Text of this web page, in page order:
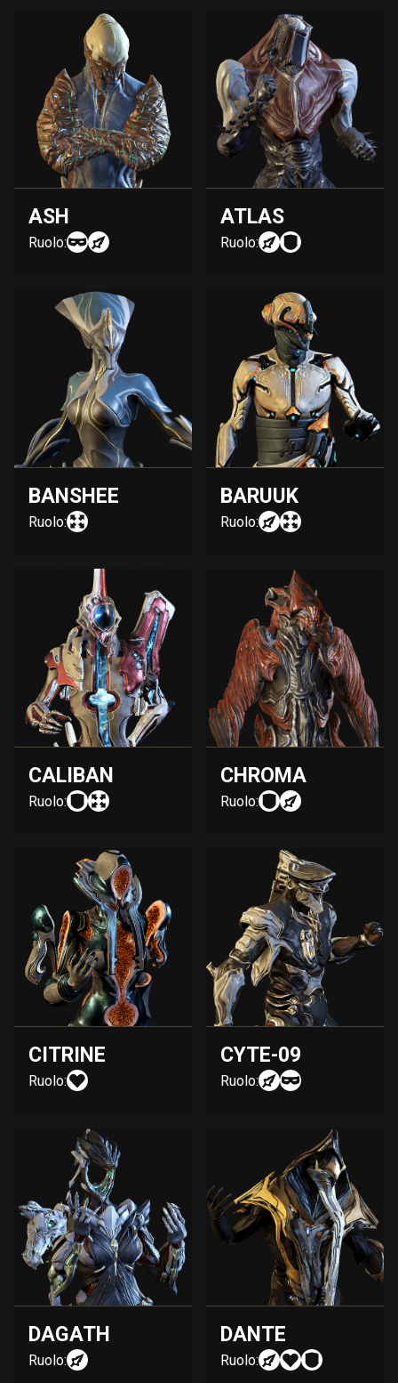
ASH
Ruolo:
ATLAS
Ruolo:
BANSHEE
Ruolo:
BARUUK
Ruolo:
CALIBAN
Ruolo:
CHROMA
Ruolo:
CITRINE
Ruolo:
CYTE-09
Ruolo:
DAGATH
Ruolo:
DANTE
Ruolo: